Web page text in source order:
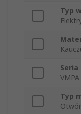
Typ
Seria
VMPA
Typ